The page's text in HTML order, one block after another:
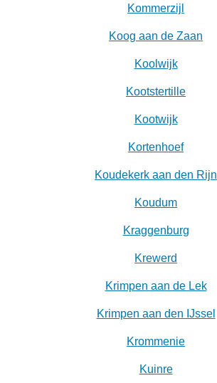
Kommerzijl
Koog aan de Zaan
Koolwijk
Kootstertille
Kootwijk
Kortenhoef
Koudekerk aan den Rijn
Koudum
Kraggenburg
Krewerd
Krimpen aan de Lek
Krimpen aan den IJssel
Krommenie
Kuinre